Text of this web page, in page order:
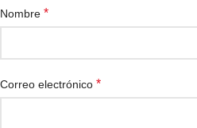
Nombre *
Correo electrónico *